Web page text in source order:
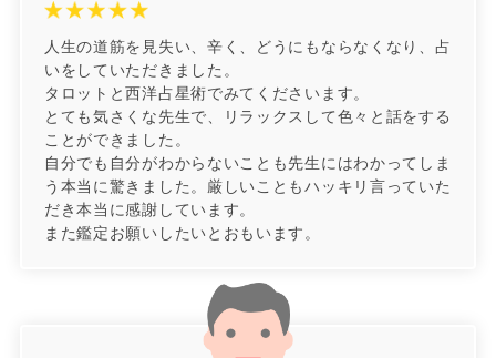
人生の道筋を見失い、辛く、どうにもならなくなり、占
いをしていただきました。
タロットと西洋占星術でみてくださいます。
とても気さくな先生で、リラックスして色々と話をする
ことができました。
自分でも自分がわからないことも先生にはわかってしま
う本当に驚きました。厳しいこともハッキリ言っていた
だき本当に感謝しています。
また鑑定お願いしたいとおもいます。